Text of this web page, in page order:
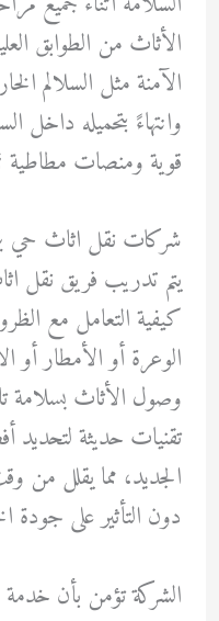
الأثاث من الطوابق
الآمنة مثل السلالم
وانتهاءً بتحميله داخل
قوية ومنصات مطاطية
شركات نقل اثاث حي
يتم تدريب فريق نقل
كيفية التعامل مع
الوعرة أو الأمطار أو
وصول الأثاث بسلامة
تقنيات حديثة لتحديد
الجديد، مما يقلل من
دون التأثير على جودة
الشركة تؤمن بأن خدمة